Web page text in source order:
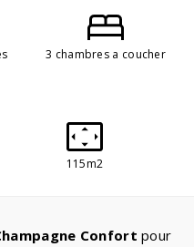
3 chambres a coucher
115m2
Confort pour